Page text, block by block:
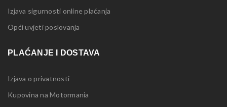
Izjava sigurnosti online plaćanja
Opći uvjeti poslovanja
PLAĆANJE I DOSTAVA
Izjava o privatnosti
Kupovina na Motormania